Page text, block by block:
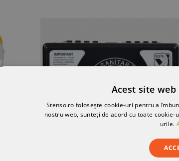
Acest site
Stenso.ro folosește cookie-uri pentru a
nostru web, sunteți de acord cu toate
urile.